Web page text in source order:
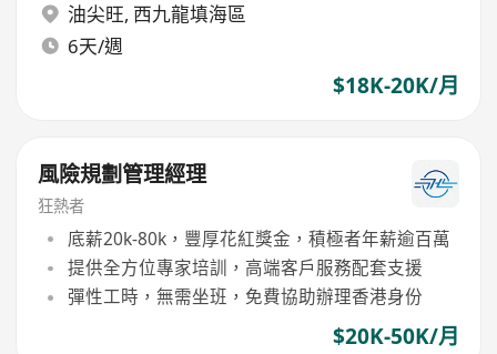
油尖旺, 西九龍填海區
6天/週
$18K-20K/月
風險規劃管理經理
狂熱者
底薪20k-80k，豐厚花紅獎金，積極者年薪逾百萬
提供全方位專家培訓，高端客戶服務配套支援
彈性工時，無需坐班，免費協助辦理香港身份
$20K-50K/月